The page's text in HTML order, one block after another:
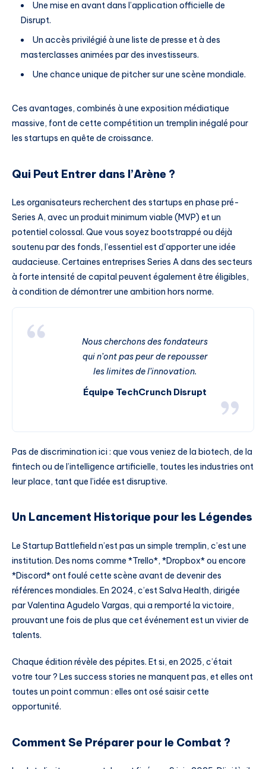
Une mise en avant dans l’application officielle de
Disrupt.
Un accès privilégié à une liste de presse et à des
masterclasses animées par des investisseurs.
Une chance unique de pitcher sur une scène mondiale.
Ces avantages, combinés à une exposition médiatique
massive, font de cette compétition un tremplin inégalé pour
les startups en quête de croissance.
Qui Peut Entrer dans l’Arène ?
Les organisateurs recherchent des startups en phase pré-
Series A, avec un produit minimum viable (MVP) et un
potentiel colossal. Que vous soyez bootstrappé ou déjà
soutenu par des fonds, l’essentiel est d’apporter une idée
audacieuse. Certaines entreprises Series A dans des secteurs
à forte intensité de capital peuvent également être éligibles,
à condition de démontrer une ambition hors norme.
Nous cherchons des fondateurs
qui n’ont pas peur de repousser
les limites de l’innovation.
Équipe TechCrunch Disrupt
Pas de discrimination ici : que vous veniez de la biotech, de la
fintech ou de l’intelligence artificielle, toutes les industries ont
leur place, tant que l’idée est disruptive.
Un Lancement Historique pour les Légendes
Le Startup Battlefield n’est pas un simple tremplin, c’est une
institution. Des noms comme *Trello*, *Dropbox* ou encore
*Discord* ont foulé cette scène avant de devenir des
références mondiales. En 2024, c’est Salva Health, dirigée
par Valentina Agudelo Vargas, qui a remporté la victoire,
prouvant une fois de plus que cet événement est un vivier de
talents.
Chaque édition révèle des pépites. Et si, en 2025, c’était
votre tour ? Les success stories ne manquent pas, et elles ont
toutes un point commun : elles ont osé saisir cette
opportunité.
Comment Se Préparer pour le Combat ?